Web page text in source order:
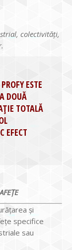
colectivități,
ESTE
DOUĂ
TOTALĂ
EFECT
și
specifice
sau